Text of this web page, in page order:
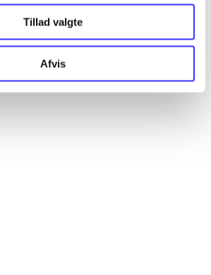
Tillad valgte
Afvis
fordelt på udgivelser